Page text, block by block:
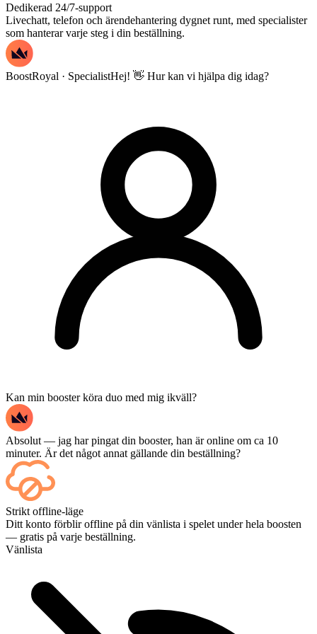
Dedikerad 24/7-support
Livechatt, telefon och ärendehantering dygnet runt, med specialister
som hanterar varje steg i din beställning.
BoostRoyal · SpecialistHej! 👋 Hur kan vi hjälpa dig idag?
Kan min booster köra duo med mig ikväll?
Absolut — jag har pingat din booster, han är online om ca 10
minuter. Är det något annat gällande din beställning?
Japp – varje match visas på din kontrollpanel så fort den är avslutad,
och om du vill se själva matcherna kan du lägga till Streaming i
kassan.
Strikt offline-läge
Ditt konto förblir offline på din vänlista i spelet under hela boosten
— gratis på varje beställning.
Vänlista